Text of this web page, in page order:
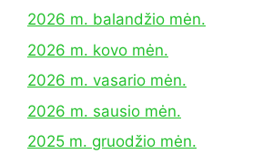
2026 m. balandžio mėn.
2026 m. kovo mėn.
2026 m. vasario mėn.
2026 m. sausio mėn.
2025 m. gruodžio mėn.